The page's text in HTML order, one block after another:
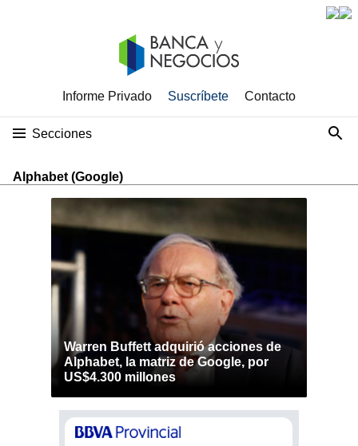
Informe Privado Suscríbete Contacto
Secciones
Alphabet (Google)
Warren Buffett adquirió acciones de
Alphabet, la matriz de Google, por
US$4.300 millones